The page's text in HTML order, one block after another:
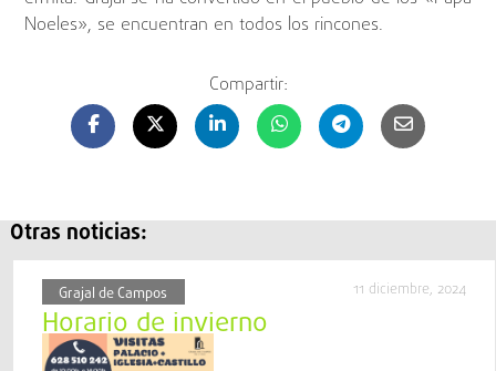
Noeles», se encuentran en todos los rincones.
Compartir:
Otras noticias:
Grajal de Campos 11 diciembre, 2024
Horario de invierno